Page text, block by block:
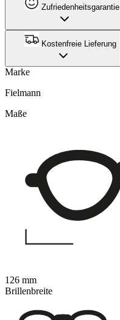
Zufriedenheitsgarantie
Kostenfreie Lieferung
Marke
Fielmann
Maße
126 mm
Brillenbreite